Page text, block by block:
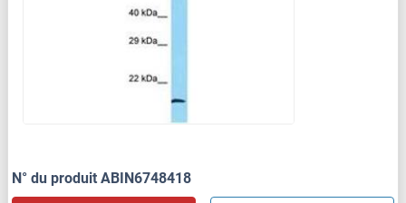
N° du produit ABIN6748418